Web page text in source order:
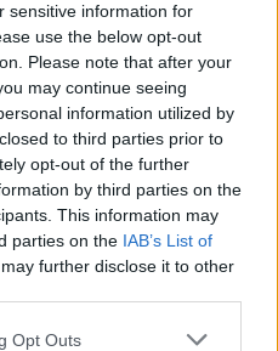
sensitive information for
use the below opt-out
Please note that after your
may continue seeing
information utilized by
to third parties prior to
opt-out of the further
by third parties on the
This information may
parties on the IAB’s List of
further disclose it to other
Opt Outs
nevojë për 28 mijë dollarë
në vit për të arritur
“pragun e lumturisë”
Aksident i trefishtë në
rrugën Sarandë-Ksamil,
njëri nga të plagosurit